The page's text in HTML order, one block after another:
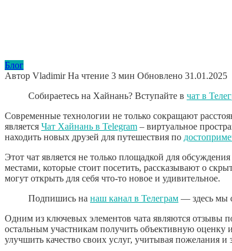
Блог
Автор Vladimir На чтение 3 мин Обновлено 31.01.2025
Собираетесь на Хайнань? Вступайте в чат в
Современные технологии не только сокращают
является Чат Хайнань в Telegram – виртуальное
находить новых друзей для путешествия по
Этот чат является не только площадкой для
местами, которые стоит посетить, рассказывают о
могут открыть для себя что-то новое и удивительное.
Подпишись на наш канал в Телеграм — здесь мы
Одним из ключевых элементов чата являются отзывы
остальным участникам получить объективную оценку
улучшить качество своих услуг, учитывая пожелания и